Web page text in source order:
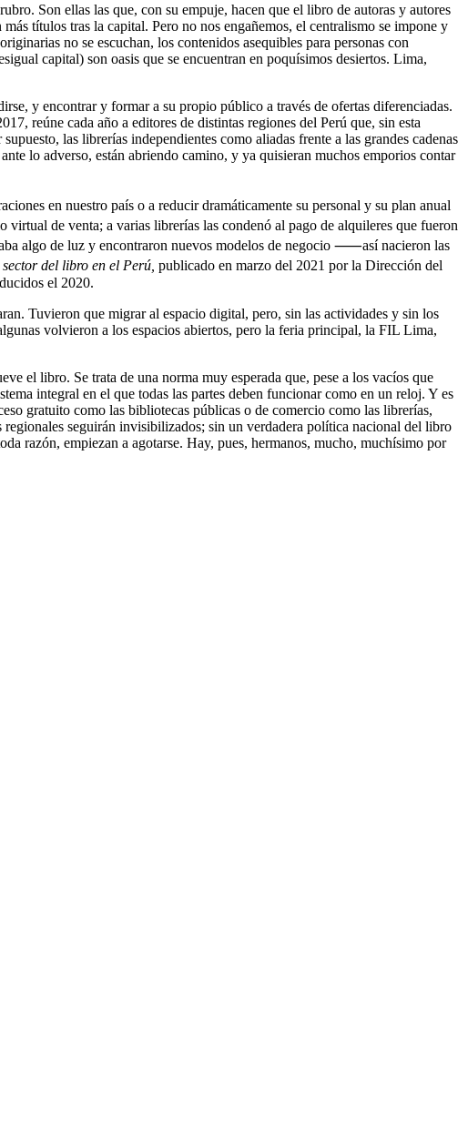
Son ellas las que, con su empuje, hacen que el libro de autoras y autores
títulos tras la capital. Pero no nos engañemos, el centralismo se impone y
no se escuchan, los contenidos asequibles para personas con
capital) son oasis que se encuentran en poquísimos desiertos. Lima,
y encontrar y formar a su propio público a través de ofertas diferenciadas.
reúne cada año a editores de distintas regiones del Perú que, sin esta
las librerías independientes como aliadas frente a las grandes cadenas
lo adverso, están abriendo camino, y ya quisieran muchos emporios contar
en nuestro país o a reducir dramáticamente su personal y su plan anual
de venta; a varias librerías las condenó al pago de alquileres que fueron
algo de luz y encontraron nuevos modelos de negocio ⸺así nacieron las
del libro en el Perú, publicado en marzo del 2021 por la Dirección del
el 2020.
Tuvieron que migrar al espacio digital, pero, sin las actividades y sin los
volvieron a los espacios abiertos, pero la feria principal, la FIL Lima,
el libro. Se trata de una norma muy esperada que, pese a los vacíos que
integral en el que todas las partes deben funcionar como en un reloj. Y es
gratuito como las bibliotecas públicas o de comercio como las librerías,
regionales seguirán invisibilizados; sin un verdadera política nacional del libro
razón, empiezan a agotarse. Hay, pues, hermanos, mucho, muchísimo por